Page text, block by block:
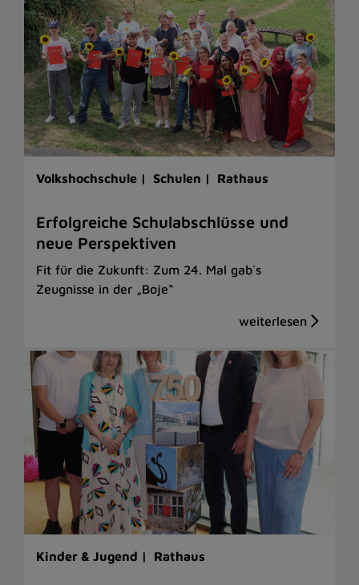
Volkshochschule | Schulen | Rathaus
Erfolgreiche Schulabschlüsse und
neue Perspektiven
Fit für die Zukunft: Zum 24. Mal gab´s
Zeugnisse in der „Boje“
Kinder & Jugend | Rathaus